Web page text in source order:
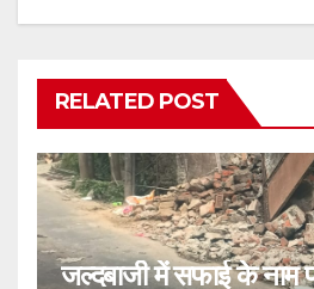
RELATED POST
जल्दबाजी में सफाई के नाम